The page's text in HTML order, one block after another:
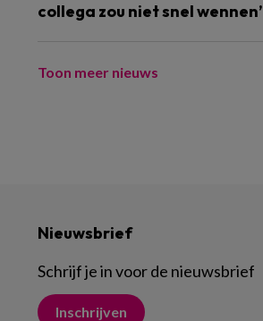
collega zou niet snel wennen’
Toon meer nieuws
Nieuwsbrief
Schrijf je in voor de nieuwsbrief
Inschrijven